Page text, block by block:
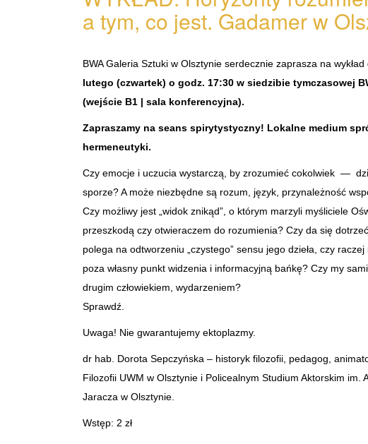
a tym, co jest. Gadamer w
BWA Galeria Sztuki w Olsztynie serdecznie zaprasza na
lutego (czwartek) o godz. 17:30 w siedzibie tymczasowej
(wejście B1 | sala konferencyjna).
Zapraszamy na seans spirytystyczny! Lokalne medium
hermeneutyki.
Czy emocje i uczucia wystarczą, by zrozumieć cokolwiek —
sporze? A może niezbędne są rozum, język, przynależność
Czy możliwy jest „widok znikąd”, o którym marzyli myśliciele
przeszkodą czy otwieraczem do rozumienia? Czy da się
polega na odtworzeniu „czystego” sensu jego dzieła, czy
poza własny punkt widzenia i informacyjną bańkę? Czy my
drugim człowiekiem, wydarzeniem?
Sprawdź.
Uwaga! Nie gwarantujemy ektoplazmy.
dr hab. Dorota Sepczyńska – historyk filozofii, pedagog,
Filozofii UWM w Olsztynie i Policealnym Studium Aktorskim
Jaracza w Olsztynie.
Wstęp: 2 zł